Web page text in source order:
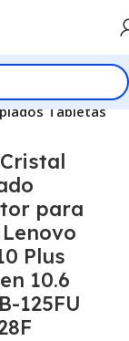
Tabletas
para
Plus
10.6
125FU